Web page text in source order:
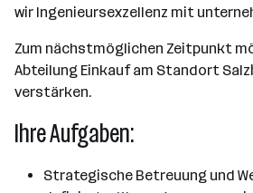
wir Ingenieursexzellenz mit
Zum nächstmöglichen Zeitpunkt
Abteilung Einkauf am Standort
verstärken.
Ihre Aufgaben:
Strategische Betreuung und